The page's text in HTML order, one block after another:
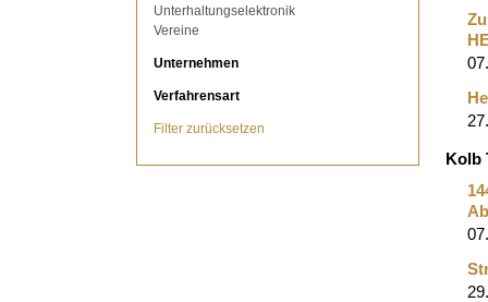
Unterhaltungselektronik
Vereine
Unternehmen
Verfahrensart
Filter zurücksetzen
Kolb